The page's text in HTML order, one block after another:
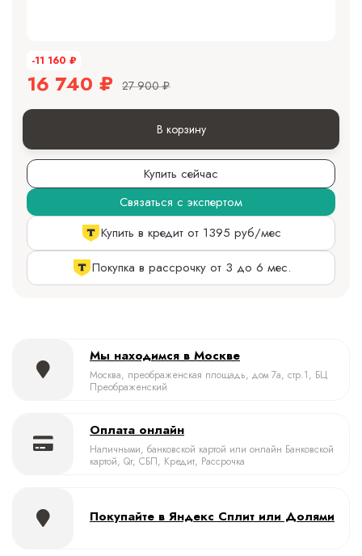
-11 160 ₽
16 740 ₽ 27 900 ₽
В корзину
Купить сейчас
Связаться с экспертом
Купить в кредит от 1395 руб/мес
Покупка в рассрочку от 3 до 6 мес.
Мы находимся в Москве
Москва, преображенская площадь, дом 7а, стр.1, БЦ
Преображенский
Оплата онлайн
Наличными, банковской картой или онлайн Банковской
картой, Qr, СБП, Кредит, Рассрочка
Покупайте в Яндекс Сплит или Долями